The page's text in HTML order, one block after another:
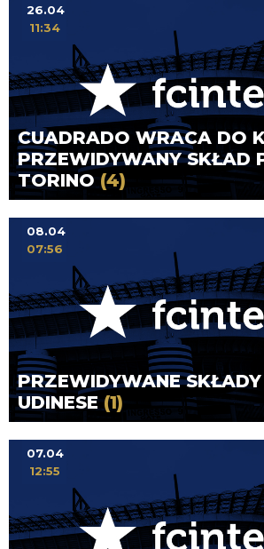
CUADRADO WRACA DO
PRZEWIDYWANY SKŁAD
TORINO (4)
26.04
11:34
PRZEWIDYWANE
UDINESE (1)
08.04
07:56
07.04
12:55